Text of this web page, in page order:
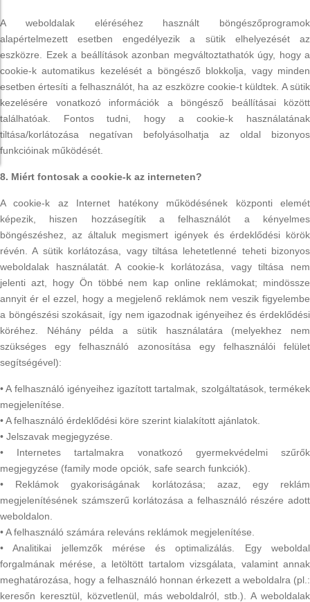
A weboldalak eléréséhez használt böngészőprogramok
alapértelmezett esetben engedélyezik a sütik elhelyezését az
eszközre. Ezek a beállítások azonban megváltoztathatók úgy, hogy a
cookie-k automatikus kezelését a böngésző blokkolja, vagy minden
esetben értesíti a felhasználót, ha az eszközre cookie-t küldtek. A sütik
kezelésére vonatkozó információk a böngésző beállításai között
találhatóak. Fontos tudni, hogy a cookie-k használatának
tiltása/korlátozása negatívan befolyásolhatja az oldal bizonyos
funkcióinak működését.
8. Miért fontosak a cookie-k az interneten?
A cookie-k az Internet hatékony működésének központi elemét
képezik, hiszen hozzásegítik a felhasználót a kényelmes
böngészéshez, az általuk megismert igények és érdeklődési körök
révén. A sütik korlátozása, vagy tiltása lehetetlenné teheti bizonyos
weboldalak használatát. A cookie-k korlátozása, vagy tiltása nem
jelenti azt, hogy Ön többé nem kap online reklámokat; mindössze
annyit ér el ezzel, hogy a megjelenő reklámok nem veszik figyelembe
a böngészési szokásait, így nem igazodnak igényeihez és érdeklődési
köréhez. Néhány példa a sütik használatára (melyekhez nem
szükséges egy felhasználó azonosítása egy felhasználói felület
segítségével):
• A felhasználó igényeihez igazított tartalmak, szolgáltatások, termékek
megjelenítése.
• A felhasználó érdeklődési köre szerint kialakított ajánlatok.
• Jelszavak megjegyzése.
• Internetes tartalmakra vonatkozó gyermekvédelmi szűrők
megjegyzése (family mode opciók, safe search funkciók).
• Reklámok gyakoriságának korlátozása; azaz, egy reklám
megjelenítésének számszerű korlátozása a felhasználó részére adott
weboldalon.
• A felhasználó számára releváns reklámok megjelenítése.
• Analitikai jellemzők mérése és optimalizálás. Egy weboldal
forgalmának mérése, a letöltött tartalom vizsgálata, valamint annak
meghatározása, hogy a felhasználó honnan érkezett a weboldalra (pl.:
keresőn keresztül, közvetlenül, más weboldalról, stb.). A weboldalak